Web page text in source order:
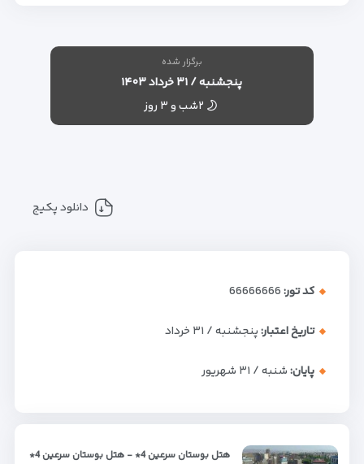
برگزار شده
پنجشنبه / ۳۱ خرداد ۱۴۰۳
۲شب و ۳ روز
دانلود پکیج
کد تور:66666666
تاریخ اعتبار:پنجشنبه / ۳۱ خرداد
پایان:شنبه / ۳۱ شهریور
هتل بوستان سرعین 4* - هتل بوستان سرعین 4*